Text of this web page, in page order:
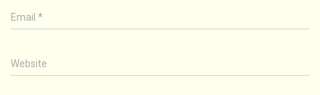
Email *
Website